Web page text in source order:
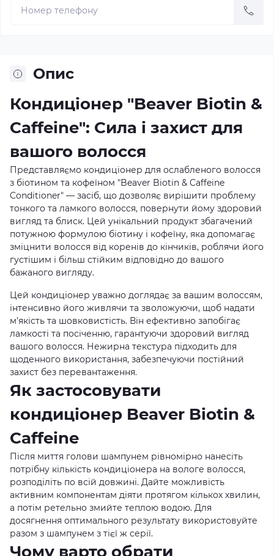
Опис
Кондиціонер "Beaver Biotin &
Caffeine": Сила і захист для
вашого волосся
Представляємо кондиціонер для ослабленого волосся
з біотином та кофеїном "Beaver Biotin & Caffeine
Conditioner" — засіб, що дозволяє вирішити проблему
тонкого та ламкого волосся, повернути йому здоровий
вигляд та блиск. Цей унікальний продукт збагачений
потужною формулою біотину і кофеїну, яка допомагає
зміцнити волосся від коренів до кінчиків, роблячи його
густішим і більш стійким відповідно до вашого
бажаного вигляду.
Цей кондиціонер уважно доглядає за вашим волоссям,
інтенсивно його живлячи та зволожуючи, щоб надати
м’якість та шовковистість. Він ефективно запобігає
ламкості та посіченню, гарантуючи здоровий вигляд
вашого волосся. Нежирна текстура підходить для
щоденного використання, забезпечуючи постійний
захист без перевантаження.
Як застосовувати
кондиціонер Beaver Biotin &
Caffeine
Після миття голови шампунем рівномірно нанесіть
потрібну кількість кондиціонера на вологе волосся,
розподіліть по всій довжині. Дайте можливість
активним компонентам діяти протягом кількох хвилин,
а потім ретельно змийте теплою водою. Для
досягнення оптимального результату використовуйте
разом з шампунем з тієї ж серії.
Чому варто обрати